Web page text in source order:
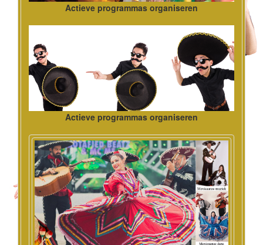
Actieve programmas organiseren
Actieve programmas organiseren